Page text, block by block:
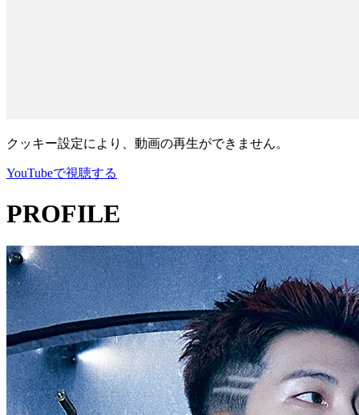
クッキー設定により、動画の再生ができません。
YouTubeで視聴する
PROFILE